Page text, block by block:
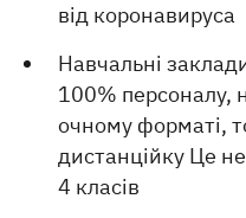
від коронавируса
Навчальні
100% персоналу,
очному форматі,
дистанційку Це
4 класів